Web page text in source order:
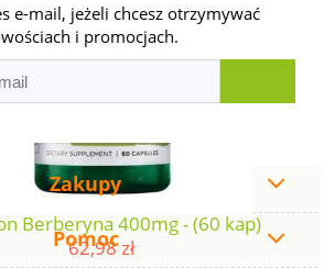
Berberyna 400mg - (60 kap)
62,98 zł
e-mail, jeżeli chcesz otrzymywać
i promocjach.
Zakupy
Pomoc